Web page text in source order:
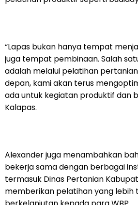
“Lapas bukan hanya tempat
juga tempat pembinaan. Salah
adalah melalui pelatihan
depan, kami akan terus
ada untuk kegiatan produktif dan
Kalapas.
Alexander juga menambahkan
bekerja sama dengan berbagai
termasuk Dinas Pertanian
memberikan pelatihan yang lebih